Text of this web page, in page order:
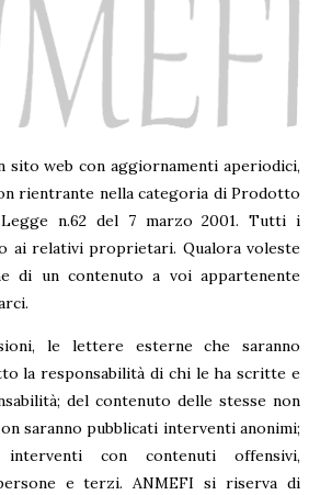
sito web con aggiornamenti aperiodici,
rientrante nella categoria di Prodotto
n.62 del 7 marzo 2001. Tutti i
ai relativi proprietari. Qualora voleste
di un contenuto a voi appartenente
le lettere esterne che saranno
la responsabilità di chi le ha scritte e
del contenuto delle stesse non
saranno pubblicati interventi anonimi;
con contenuti offensivi,
e terzi. ANMEFI si riserva di